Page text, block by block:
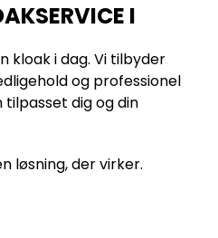
I
kloak i dag. Vi tilbyder
og professionel
dig og din
løsning, der virker.